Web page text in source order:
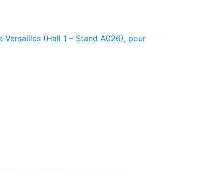
Versailles (Hall 1 – Stand A026), pour